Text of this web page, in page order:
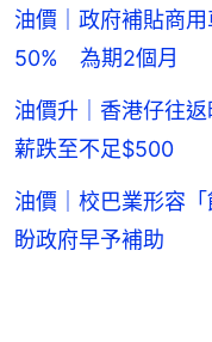
油價｜政府補貼商
50% 為期2個月
油價升｜香港仔往
薪跌至不足$500
油價｜校巴業形容
盼政府早予補助